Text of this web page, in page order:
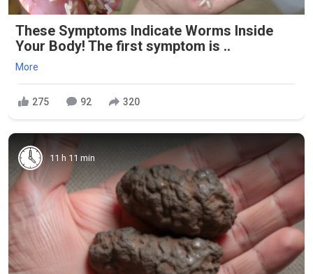
These Symptoms Indicate Worms Inside
Your Body! The first symptom is ..
More
275 92 320
11 h 11 min